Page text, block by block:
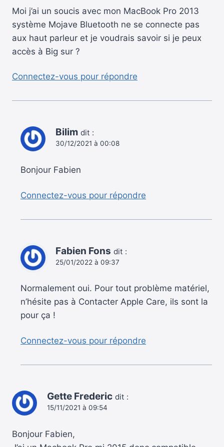
Moi j’ai un soucis avec mon MacBook Pro 2013
système Mojave Bluetooth ne se connecte pas
aux haut parleur et je voudrais savoir si je peux
accès à Big sur ?
Connectez-vous pour répondre
Bilim dit :
30/12/2021 à 00:08
Bonjour Fabien
Connectez-vous pour répondre
Fabien Fons dit :
25/01/2022 à 09:37
Normalement oui. Pour tout problème matériel,
n’hésite pas à Contacter Apple Care, ils sont la
pour ça !
Connectez-vous pour répondre
Gette Frederic dit :
15/11/2021 à 09:54
Bonjour Fabien,